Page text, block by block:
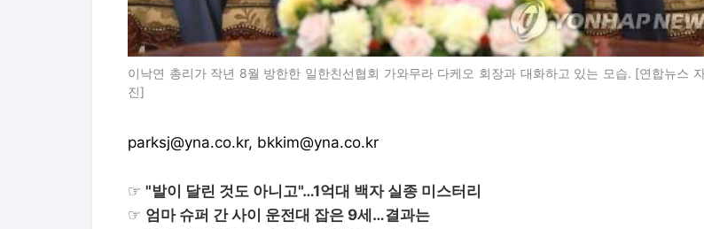
이낙연 총리가 작년 8월 방한한 일한친선협회 가와무라 다케오 회장과 대화하고 있는 모습. [연합뉴스
진]
parksj@yna.co.kr, bkkim@yna.co.kr
☞ "발이 달린 것도 아니고"…1억대 백자 실종 미스터리
☞ 엄마 슈퍼 간 사이 운전대 잡은 9세…결과는